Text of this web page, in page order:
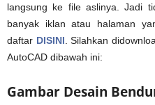
langsung ke file aslinya. Jadi
banyak iklan atau halaman
daftar DISINI . Silahkan
AutoCAD dibawah ini:
Gambar Desain